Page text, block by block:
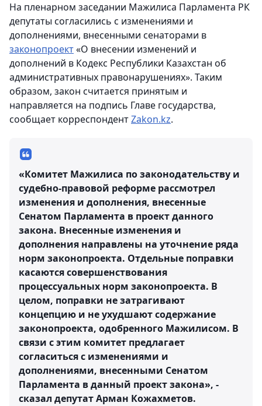
На пленарном заседании Мажилиса Парламента РК
депутаты согласились с изменениями и
дополнениями, внесенными сенаторами в
законопроект«О внесении изменений и
дополнений в Кодекс Республики Казахстан об
административных правонарушениях». Таким
образом, закон считается принятым и
направляется на подпись Главе государства,
сообщает корреспондентZakon.kz.
«Комитет Мажилиса по законодательству и
судебно-правовой реформе рассмотрел
изменения и дополнения, внесенные
Сенатом Парламента в проект данного
закона. Внесенные изменения и
дополнения направлены на уточнение ряда
норм законопроекта. Отдельные поправки
касаются совершенствования
процессуальных норм законопроекта. В
целом, поправки не затрагивают
концепцию и не ухудшают содержание
законопроекта, одобренного Мажилисом. В
связи с этим комитет предлагает
согласиться с изменениями и
дополнениями, внесенными Сенатом
Парламента в данный проект закона», -
сказал депутат Арман Кожахметов.